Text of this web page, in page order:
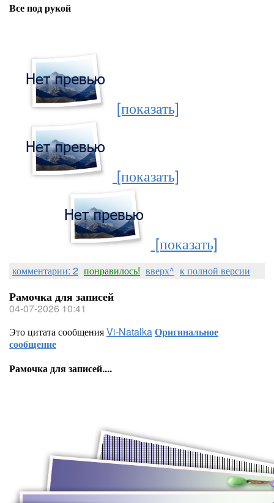
Все под рукой
[показать]
[показать]
[показать]
комментарии: 2 понравилось! вверх^ к полной версии
Рамочка для записей
04-07-2026 10:41
Это цитата сообщенияVi-NatalkaОригинальное
сообщение
Рамочка для записей....